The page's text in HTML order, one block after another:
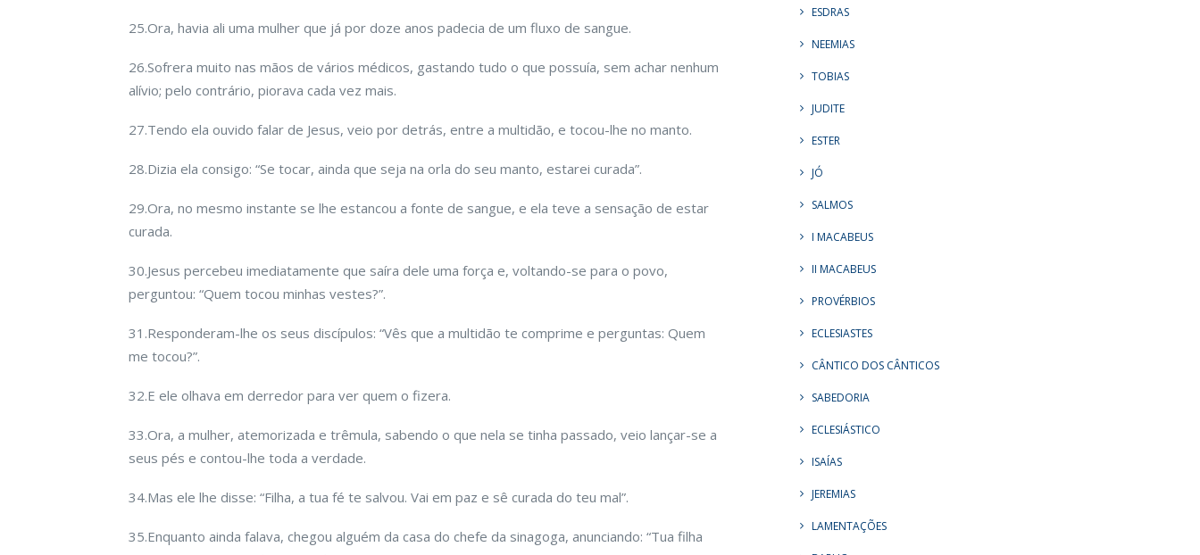
25.Ora, havia ali uma mulher que já por doze anos padecia de um fluxo de sangue.
26.Sofrera muito nas mãos de vários médicos, gastando tudo o que possuía, sem achar nenhum
alívio; pelo contrário, piorava cada vez mais.
27.Tendo ela ouvido falar de Jesus, veio por detrás, entre a multidão, e tocou-lhe no manto.
28.Dizia ela consigo: “Se tocar, ainda que seja na orla do seu manto, estarei curada”.
29.Ora, no mesmo instante se lhe estancou a fonte de sangue, e ela teve a sensação de estar
curada.
30.Jesus percebeu imediatamente que saíra dele uma força e, voltando-se para o povo,
perguntou: “Quem tocou minhas vestes?”.
31.Responderam-lhe os seus discípulos: “Vês que a multidão te comprime e perguntas: Quem
me tocou?”.
32.E ele olhava em derredor para ver quem o fizera.
33.Ora, a mulher, atemorizada e trêmula, sabendo o que nela se tinha passado, veio lançar-se a
seus pés e contou-lhe toda a verdade.
34.Mas ele lhe disse: “Filha, a tua fé te salvou. Vai em paz e sê curada do teu mal”.
35.Enquanto ainda falava, chegou alguém da casa do chefe da sinagoga, anunciando: “Tua filha
ESDRAS
NEEMIAS
TOBIAS
JUDITE
ESTER
JÓ
SALMOS
I MACABEUS
II MACABEUS
PROVÉRBIOS
ECLESIASTES
CÂNTICO DOS CÂNTICOS
SABEDORIA
ECLESIÁSTICO
ISAÍAS
JEREMIAS
LAMENTAÇÕES